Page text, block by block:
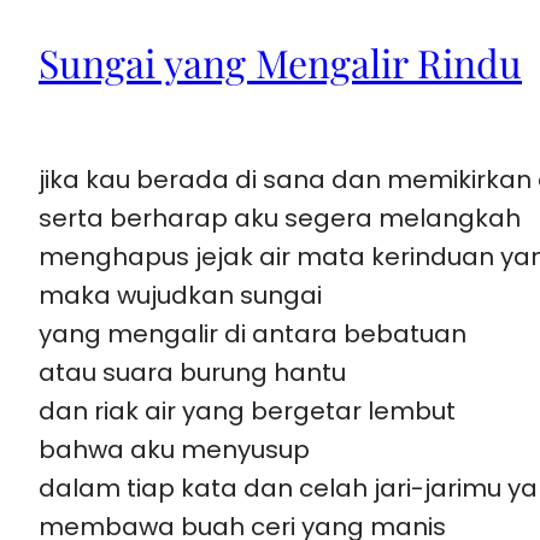
Sungai yang Mengalir Rindu
jika kau berada di sana dan memikirkan
serta berharap aku segera melangkah
menghapus jejak air mata kerinduan
maka wujudkan sungai
yang mengalir di antara bebatuan
atau suara burung hantu
dan riak air yang bergetar lembut
bahwa aku menyusup
dalam tiap kata dan celah jari-jarimu
membawa buah ceri yang manis